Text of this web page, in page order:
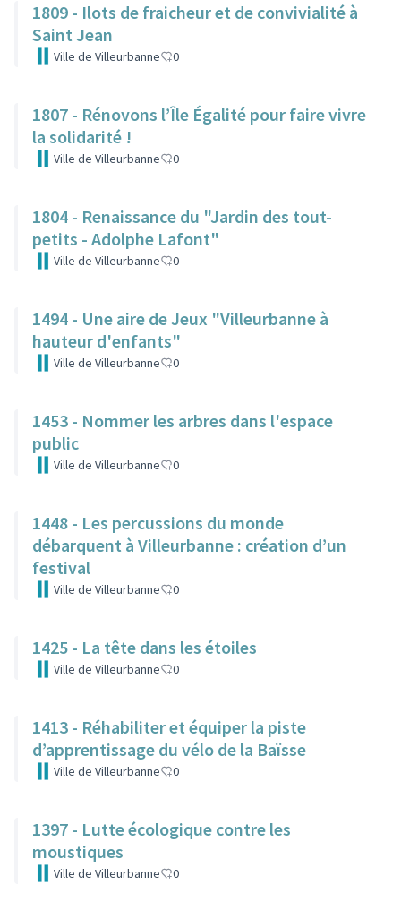
1809 - Ilots de fraicheur et de convivialité à
Saint Jean
Ville de Villeurbanne 0
1807 - Rénovons l’Île Égalité pour faire vivre
la solidarité !
Ville de Villeurbanne 0
1804 - Renaissance du "Jardin des tout-
petits - Adolphe Lafont"
Ville de Villeurbanne 0
1494 - Une aire de Jeux "Villeurbanne à
hauteur d'enfants"
Ville de Villeurbanne 0
1453 - Nommer les arbres dans l'espace
public
Ville de Villeurbanne 0
1448 - Les percussions du monde
débarquent à Villeurbanne : création d’un
festival
Ville de Villeurbanne 0
1425 - La tête dans les étoiles
Ville de Villeurbanne 0
1413 - Réhabiliter et équiper la piste
d’apprentissage du vélo de la Baïsse
Ville de Villeurbanne 0
1397 - Lutte écologique contre les
moustiques
Ville de Villeurbanne 0